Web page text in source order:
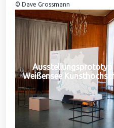
© Dave Grossmann
Weißensee